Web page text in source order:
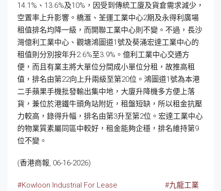
14.1%、13.6%及10%，因受到傳統工廈及貨倉需求減少，
空置率上升影響。橋滙、荃運工業中心2期及永得利廣場
租值排名均降一級，而開聯工業中心則不變。不過，長沙
灣億利工業中心、觀塘鴻圖道1號及葵涌宏達工業中心的
租值則分別按年升2.6%至3.9%。億利工業中心交通方
便，而且有業主將大單位分間成小單位分租，故推高租
值，排名由第22向上升兩級至第20位。鴻圖道1號為本港
二手蘋果手機批發輸出集中地，大廈升降機多方便上落
貨，兼位於港鐵牛頭角站附近，租盤短缺，所以租金抗壓
力較高，錄得升幅，排名由第3升至第2位。宏達工業中心
的物業質素屬同區中較好，租金能夠企穩，排名維持第9
位不變。
(香港商報, 06-16-2026)
#Kowloon Industrial For Lease #九龍工業